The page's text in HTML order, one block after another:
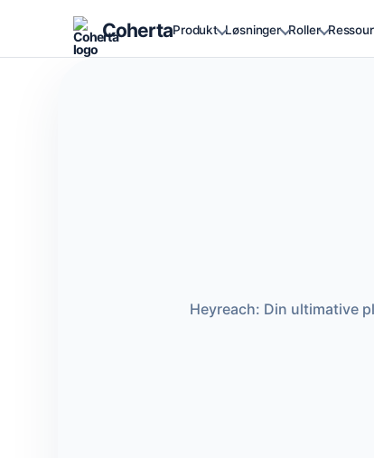
CohertaProdukt Løsninger Roller
Heyreach: Din ultimative